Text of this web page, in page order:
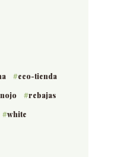
eco-tienda
rebajas
white